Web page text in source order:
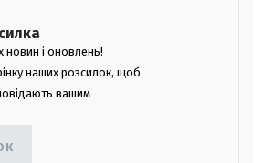
новин і оновлень!
наших розсилок, щоб
вашим